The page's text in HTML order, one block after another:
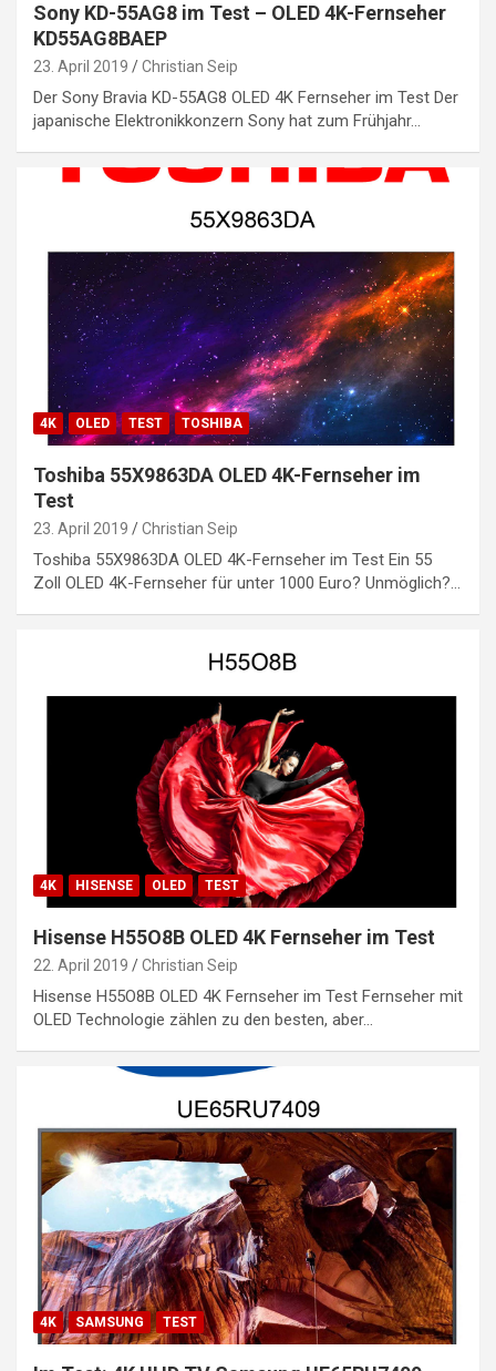
Sony KD-55AG8 im Test – OLED 4K-Fernseher
KD55AG8BAEP
23. April 2019 Christian Seip
Der Sony Bravia KD-55AG8 OLED 4K Fernseher im Test Der
japanische Elektronikkonzern Sony hat zum Frühjahr…
4K OLED TEST TOSHIBA
Toshiba 55X9863DA OLED 4K-Fernseher im
Test
23. April 2019 Christian Seip
Toshiba 55X9863DA OLED 4K-Fernseher im Test Ein 55
Zoll OLED 4K-Fernseher für unter 1000 Euro? Unmöglich?…
4K HISENSE OLED TEST
Hisense H55O8B OLED 4K Fernseher im Test
22. April 2019 Christian Seip
Hisense H55O8B OLED 4K Fernseher im Test Fernseher mit
OLED Technologie zählen zu den besten, aber…
4K SAMSUNG TEST